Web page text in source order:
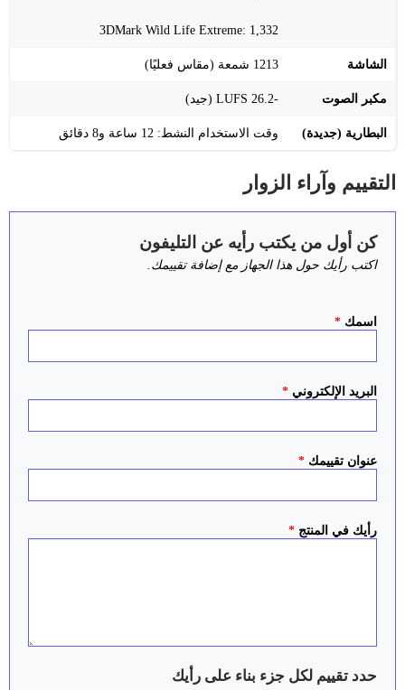
3DMark Wild Life Extreme: 1,332
الشاشة 1213 شمعة (مقاس فعليًا)
مكبر الصوت -26.2 LUFS (جيد)
البطارية (جديدة) وقت الاستخدام النشط: 12 ساعة و8 دقائق
التقييم وآراء الزوار
كن أول من يكتب رأيه عن التليفون
اكتب رأيك حول هذا الجهاز مع إضافة تقييمك.
اسمك *
البريد الإلكتروني *
عنوان تقييمك *
رأيك في المنتج *
حدد تقييم لكل جزء بناء على رأيك